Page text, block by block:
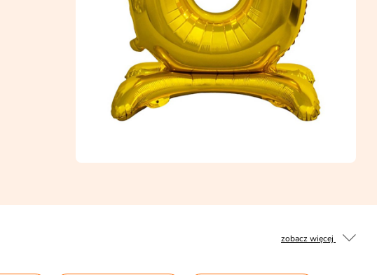
zobacz więcej